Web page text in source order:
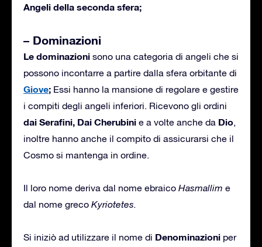
Angeli della seconda sfera;
– Dominazioni
Le dominazioni sono una categoria di angeli che si
possono incontarre a partire dalla sfera orbitante di
Giove; Essi hanno la mansione di regolare e gestire
i compiti degli angeli inferiori. Ricevono gli ordini
dai Serafini, Dai Cherubini e a volte anche da Dio,
inoltre hanno anche il compito di assicurarsi che il
Cosmo si mantenga in ordine.
Il loro nome deriva dal nome ebraico Hasmallim e
dal nome greco Kyriotetes.
Si iniziò ad utilizzare il nome di Denominazioni per